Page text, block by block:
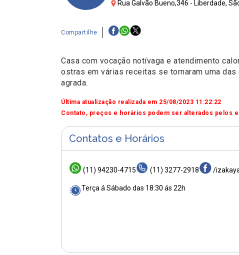
Rua Galvão Bueno,346 - Liberdade,
Compartilhe
Casa com vocação notívaga e atendimento
ostras em várias receitas se tornaram uma
agrada.
Última atualização realizada em 25/08/2023 11:22:22
Contato, preços e horários podem ser alterados pelos
Contatos e Horários
(11) 94230-4715 (11) 3277-2918 /
Terça á Sábado das 18:30 ás 22h